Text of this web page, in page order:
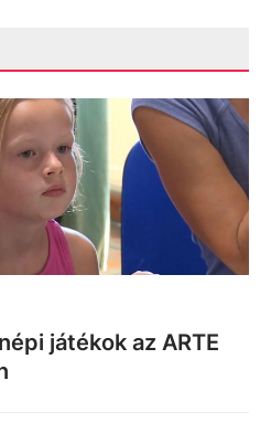
játékok az ARTE